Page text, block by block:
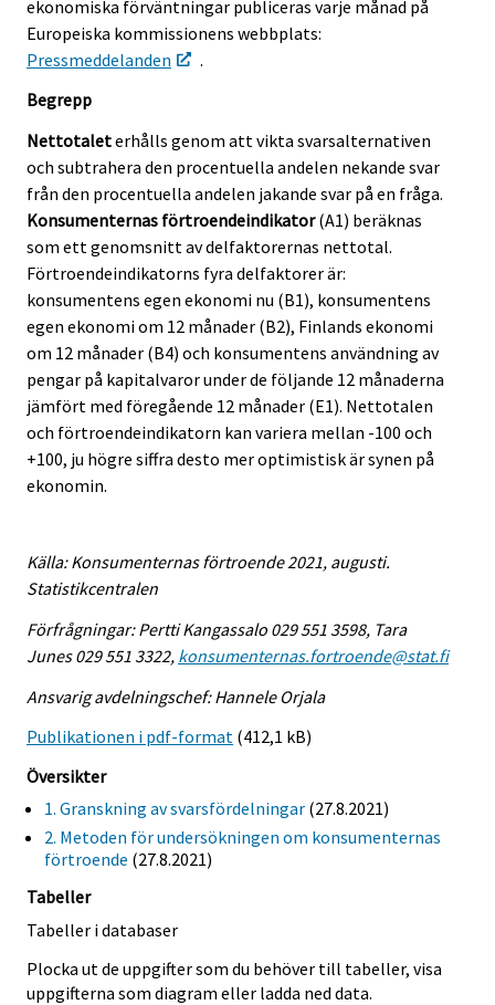
ekonomiska förväntningar publiceras varje månad på
Europeiska kommissionens webbplats:
Pressmeddelanden
.
Begrepp
Nettotaleterhålls genom att vikta svarsalternativen
och subtrahera den procentuella andelen nekande svar
från den procentuella andelen jakande svar på en fråga.
Konsumenternas förtroendeindikator(A1) beräknas
som ett genomsnitt av delfaktorernas nettotal.
Förtroendeindikatorns fyra delfaktorer är:
konsumentens egen ekonomi nu (B1), konsumentens
egen ekonomi om 12 månader (B2), Finlands ekonomi
om 12 månader (B4) och konsumentens användning av
pengar på kapitalvaror under de följande 12 månaderna
jämfört med föregående 12 månader (E1). Nettotalen
och förtroendeindikatorn kan variera mellan -100 och
+100, ju högre siffra desto mer optimistisk är synen på
ekonomin.
Källa: Konsumenternas förtroende 2021, augusti.
Statistikcentralen
Förfrågningar: Pertti Kangassalo 029 551 3598, Tara
Junes 029 551 3322, konsumenternas.fortroende@stat.fi
Ansvarig avdelningschef: Hannele Orjala
Publikationen i pdf-format (412,1 kB)
Översikter
1. Granskning av svarsfördelningar (27.8.2021)
2. Metoden för undersökningen om konsumenternas
förtroende (27.8.2021)
Tabeller
Tabeller i databaser
Plocka ut de uppgifter som du behöver till tabeller, visa
uppgifterna som diagram eller ladda ned data.